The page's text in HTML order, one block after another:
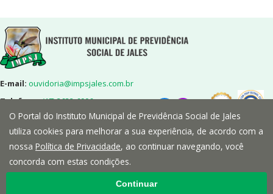
E-mail: ouvidoria@impsjales.com.br
Telefone:(17) 3632-6906
Endereço: Rua 7,nº2072-Centro-
Jales/SP-CEP:15700-014
O Portal do Instituto Municipal de Previdência Social de Jales
utiliza cookies para melhorar a sua experiência, de acordo com a
nossa Política de Privacidade, ao continuar navegando, você
concorda com estas condições.
Continuar